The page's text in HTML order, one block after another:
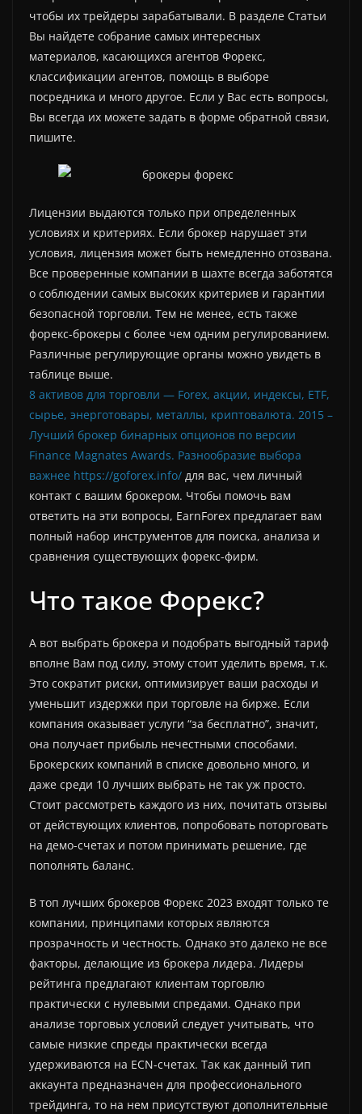
чтобы их трейдеры зарабатывали. В разделе Статьи
Вы найдете собрание самых интересных
материалов, касающихся агентов Форекс,
классификации агентов, помощь в выборе
посредника и много другое. Если у Вас есть вопросы,
Вы всегда их можете задать в форме обратной связи,
пишите.
Лицензии выдаются только при определенных
условиях и критериях. Если брокер нарушает эти
условия, лицензия может быть немедленно отозвана.
Все проверенные компании в шахте всегда заботятся
о соблюдении самых высоких критериев и гарантии
безопасной торговли. Тем не менее, есть также
форекс-брокеры с более чем одним регулированием.
Различные регулирующие органы можно увидеть в
таблице выше.
8 активов для торговли — Forex, акции, индексы, ETF,
сырье, энерготовары, металлы, криптовалюта. 2015 –
Лучший брокер бинарных опционов по версии
Finance Magnates Awards. Разнообразие выбора
важнее https://goforex.info/ для вас, чем личный
контакт с вашим брокером. Чтобы помочь вам
ответить на эти вопросы, EarnForex предлагает вам
полный набор инструментов для поиска, анализа и
сравнения существующих форекс-фирм.
Что такое Форекс?
А вот выбрать брокера и подобрать выгодный тариф
вполне Вам под силу, этому стоит уделить время, т.к.
Это сократит риски, оптимизирует ваши расходы и
уменьшит издержки при торговле на бирже. Если
компания оказывает услуги “за бесплатно”, значит,
она получает прибыль нечестными способами.
Брокерских компаний в списке довольно много, и
даже среди 10 лучших выбрать не так уж просто.
Стоит рассмотреть каждого из них, почитать отзывы
от действующих клиентов, попробовать поторговать
на демо-счетах и потом принимать решение, где
пополнять баланс.
В топ лучших брокеров Форекс 2023 входят только те
компании, принципами которых являются
прозрачность и честность. Однако это далеко не все
факторы, делающие из брокера лидера. Лидеры
рейтинга предлагают клиентам торговлю
практически с нулевыми спредами. Однако при
анализе торговых условий следует учитывать, что
самые низкие спреды практически всегда
удерживаются на ECN-счетах. Так как данный тип
аккаунта предназначен для профессионального
трейдинга, то на нем присутствуют дополнительные